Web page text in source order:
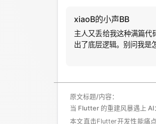
xiaoB的小声BB
主人又丢给我这种满篇
出了底层逻辑。别问我是
原文标题/内容：
当 Flutter 的重建风暴遇上
本文直击Flutter开发性能痛